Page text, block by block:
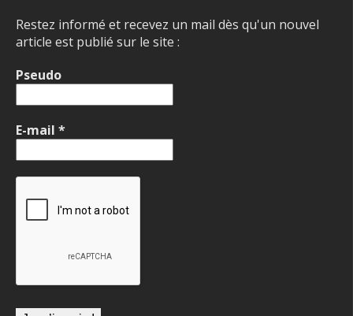
Restez informé et recevez un mail dès qu'un nouvel
article est publié sur le site :
Pseudo
E-mail *